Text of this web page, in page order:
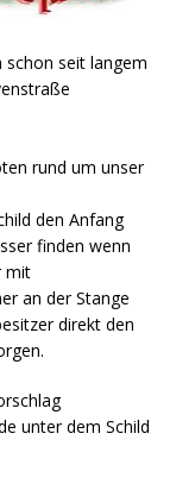
schon seit langem
rund um unser
den Anfang
finden wenn
mit
an der Stange
direkt den
unter dem Schild